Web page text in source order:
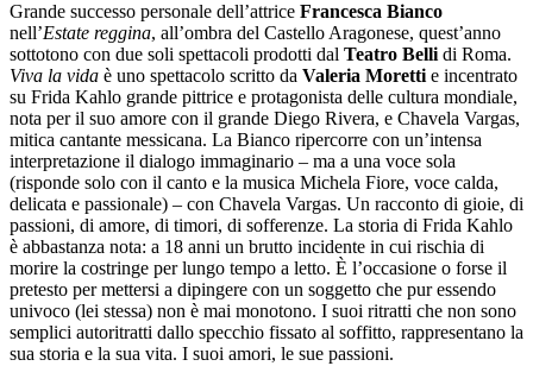
Grande successo personale dell’attrice Francesca Bianco
nell’Estate reggina, all’ombra del Castello Aragonese, quest’anno
sottotono con due soli spettacoli prodotti dal Teatro Bellidi Roma.
Viva la vida è uno spettacolo scritto da Valeria Morettie incentrato
su Frida Kahlo grande pittrice e protagonista delle cultura mondiale,
nota per il suo amore con il grande Diego Rivera, e Chavela Vargas,
mitica cantante messicana. La Bianco ripercorre con un’intensa
interpretazione il dialogo immaginario – ma a una voce sola
(risponde solo con il canto e la musica Michela Fiore, voce calda,
delicata e passionale) – con Chavela Vargas. Un racconto di gioie, di
passioni, di amore, di timori, di sofferenze. La storia di Frida Kahlo
è abbastanza nota: a 18 anni un brutto incidente in cui rischia di
morire la costringe per lungo tempo a letto. È l’occasione o forse il
pretesto per mettersi a dipingere con un soggetto che pur essendo
univoco (lei stessa) non è mai monotono. I suoi ritratti che non sono
semplici autoritratti dallo specchio fissato al soffitto, rappresentano la
sua storia e la sua vita. I suoi amori, le sue passioni.